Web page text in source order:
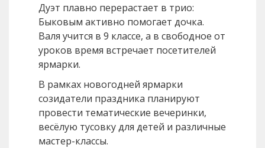
Дуэт плавно перерастает в трио:
Быковым активно помогает дочка.
Валя учится в 9 классе, а в свободное от
уроков время встречает посетителей
ярмарки.
В рамках новогодней ярмарки
созидатели праздника планируют
провести тематические вечеринки,
весёлую тусовку для детей и различные
мастер-классы.